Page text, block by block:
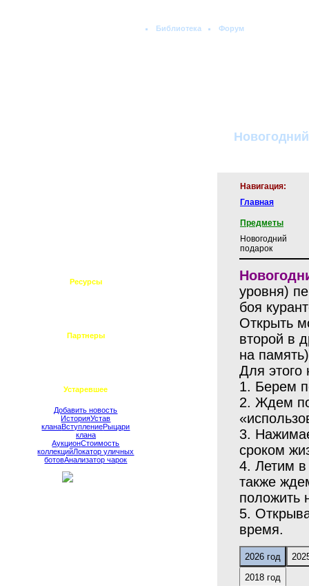
Библиотека Форум
Навигация:
Главная
Предметы
Новогодний
подарок
уровня)
боя
Открыть
второй в
на память)
Для этого
1. Берем
2. Ждем
3.
сроком
4. Летим в
также
положить
5.
время.
Ресурсы
Партнеры
Устаревшее
Добавить новость
ИсторияУстав
кланаВступлениеРыцари
клана
АукционСтоимость
коллекцийЛокатор уличных
ботовАнализатор чарок